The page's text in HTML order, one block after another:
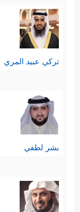
تركي عبيد المري
بشر لطفي